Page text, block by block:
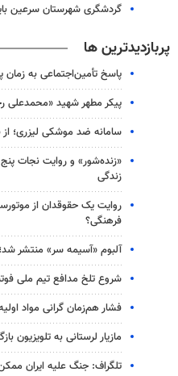
گردشگری شهرستان سرعین
پربازدیدترین ها
پاسخ تأمین‌اجتماعی به زمان
پیکر مطهر شهید «محمدعلی
سامانه ضد موشکی لیزری؛
«زنده‌شور» و روایت نجات
زندگی
روایت یک حقوقدان از
فرهنگی؟
آلبوم «آسیمه سر» منتشر
شروع تلخ مدافع تیم ملی
فشار هم‌زمان گرانی مواد
مازیار لرستانی به
تلگراف: جنگ علیه ایران